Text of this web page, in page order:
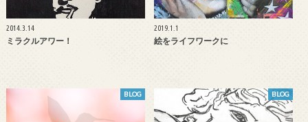
2014.3.14
ミラクルアワー！
2019.1.1
絵をライフワークに
BLOG BLOG